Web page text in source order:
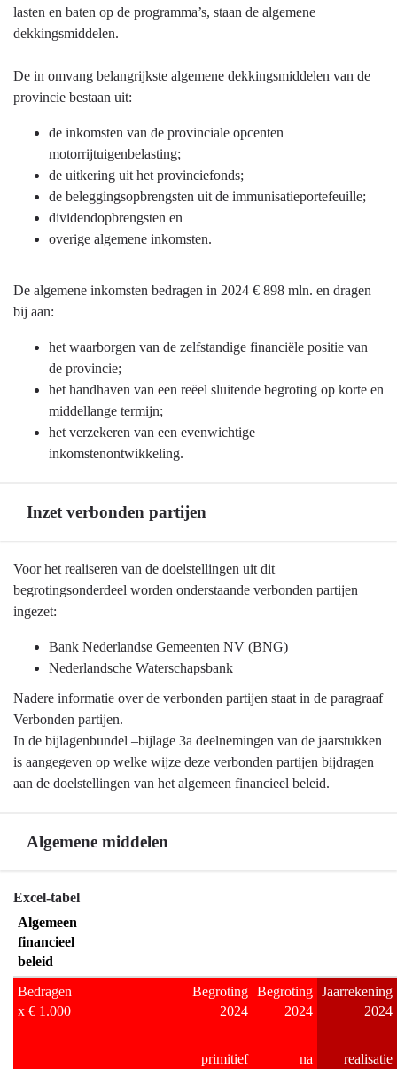
Algemeen
financieel
Hebben
bereikt
wilden
bereiken?
lasten en baten op de programma’s, staan de algemene
dekkingsmiddelen.
De in omvang belangrijkste algemene dekkingsmiddelen van de
provincie bestaan uit:
de inkomsten van de provinciale opcenten
motorrijtuigenbelasting;
de uitkering uit het provinciefonds;
de beleggingsopbrengsten uit de immunisatieportefeuille;
dividendopbrengsten en
overige algemene inkomsten.
De algemene inkomsten bedragen in 2024 € 898 mln. en dragen
bij aan:
het waarborgen van de zelfstandige financiële positie van
de provincie;
het handhaven van een reëel sluitende begroting op korte en
middellange termijn;
het verzekeren van een evenwichtige
inkomstenontwikkeling.
Inzet verbonden partijen
Terug
naar
navigatie
Algemeen
financieel
beleid
Inzet
verbonden
partijen
Voor het realiseren van de doelstellingen uit dit
begrotingsonderdeel worden onderstaande verbonden partijen
ingezet:
Bank Nederlandse Gemeenten NV (BNG)
Nederlandsche Waterschapsbank
Nadere informatie over de verbonden partijen staat in de paragraaf
Verbonden partijen.
In de bijlagenbundel –bijlage 3a deelnemingen van de jaarstukken
is aangegeven op welke wijze deze verbonden partijen bijdragen
aan de doelstellingen van het algemeen financieel beleid.
Algemene middelen
Terug
naar
navigatie
Algemeen
financieel
Excel-tabel
Algemeen
financieel
beleid
Bedragen
x € 1.000
Begroting
2024
Begroting
2024
Jaarrekening
2024
primitief
na
realisatie